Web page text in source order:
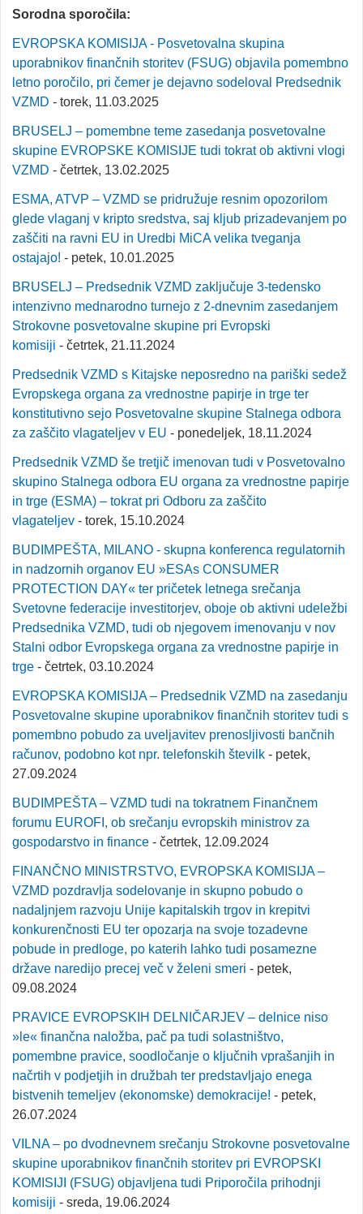
Sorodna sporočila:
EVROPSKA KOMISIJA - Posvetovalna skupina
uporabnikov finančnih storitev (FSUG) objavila pomembno
letno poročilo, pri čemer je dejavno sodeloval Predsednik
VZMD - torek, 11.03.2025
BRUSELJ – pomembne teme zasedanja posvetovalne
skupine EVROPSKE KOMISIJE tudi tokrat ob aktivni vlogi
VZMD - četrtek, 13.02.2025
ESMA, ATVP – VZMD se pridružuje resnim opozorilom
glede vlaganj v kripto sredstva, saj kljub prizadevanjem po
zaščiti na ravni EU in Uredbi MiCA velika tveganja
ostajajo! - petek, 10.01.2025
BRUSELJ – Predsednik VZMD zaključuje 3-tedensko
intenzivno mednarodno turnejo z 2-dnevnim zasedanjem
Strokovne posvetovalne skupine pri Evropski
komisiji - četrtek, 21.11.2024
Predsednik VZMD s Kitajske neposredno na pariški sedež
Evropskega organa za vrednostne papirje in trge ter
konstitutivno sejo Posvetovalne skupine Stalnega odbora
za zaščito vlagateljev v EU - ponedeljek, 18.11.2024
Predsednik VZMD še tretjič imenovan tudi v Posvetovalno
skupino Stalnega odbora EU organa za vrednostne papirje
in trge (ESMA) – tokrat pri Odboru za zaščito
vlagateljev - torek, 15.10.2024
BUDIMPEŠTA, MILANO - skupna konferenca regulatornih
in nadzornih organov EU »ESAs CONSUMER
PROTECTION DAY« ter pričetek letnega srečanja
Svetovne federacije investitorjev, oboje ob aktivni udeležbi
Predsednika VZMD, tudi ob njegovem imenovanju v nov
Stalni odbor Evropskega organa za vrednostne papirje in
trge - četrtek, 03.10.2024
EVROPSKA KOMISIJA – Predsednik VZMD na zasedanju
Posvetovalne skupine uporabnikov finančnih storitev tudi s
pomembno pobudo za uveljavitev prenosljivosti bančnih
računov, podobno kot npr. telefonskih številk - petek,
27.09.2024
BUDIMPEŠTA – VZMD tudi na tokratnem Finančnem
forumu EUROFI, ob srečanju evropskih ministrov za
gospodarstvo in finance - četrtek, 12.09.2024
FINANČNO MINISTRSTVO, EVROPSKA KOMISIJA –
VZMD pozdravlja sodelovanje in skupno pobudo o
nadaljnjem razvoju Unije kapitalskih trgov in krepitvi
konkurenčnosti EU ter opozarja na svoje tozadevne
pobude in predloge, po katerih lahko tudi posamezne
države naredijo precej več v želeni smeri - petek,
09.08.2024
PRAVICE EVROPSKIH DELNIČARJEV – delnice niso
»le« finančna naložba, pač pa tudi solastništvo,
pomembne pravice, soodločanje o ključnih vprašanjih in
načrtih v podjetjih in družbah ter predstavljajo enega
bistvenih temeljev (ekonomske) demokracije! - petek,
26.07.2024
VILNA – po dvodnevnem srečanju Strokovne posvetovalne
skupine uporabnikov finančnih storitev pri EVROPSKI
KOMISIJI (FSUG) objavljena tudi Priporočila prihodnji
komisiji - sreda, 19.06.2024